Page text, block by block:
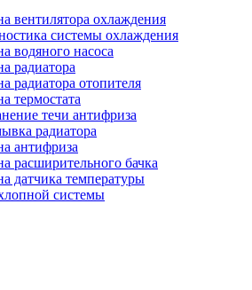
вентилятора охлаждения
системы охлаждения
водяного насоса
радиатора
радиатора отопителя
термостата
течи антифриза
радиатора
антифриза
расширительного бачка
датчика температуры
системы